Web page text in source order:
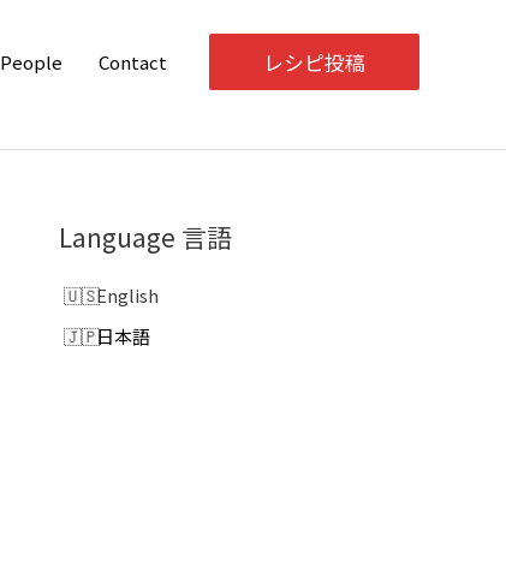
People Contact レシピ投稿
Language 言語
English
日本語